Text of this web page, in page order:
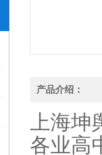
产品介绍：
上海坤
各业高